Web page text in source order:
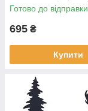
Готово до відправки
695 ₴
Купити